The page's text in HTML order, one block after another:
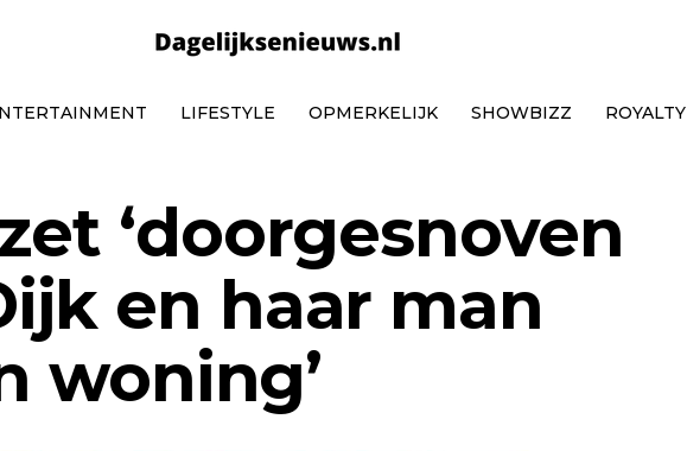
LIFESTYLE OPMERKELIJK SHOWBIZZ ROYALTY
‘doorgesnoven
en haar man
woning’